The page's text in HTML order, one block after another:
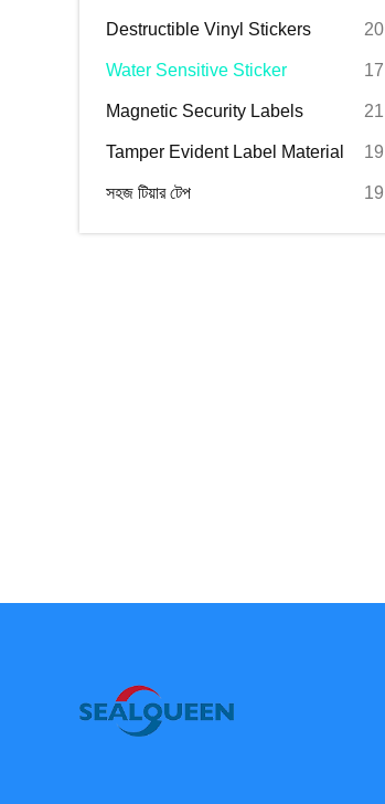
Destructible Vinyl Stickers 20
Water Sensitive Sticker 17
Magnetic Security Labels 21
Tamper Evident Label Material 19
সহজ টিয়ার টেপ 19